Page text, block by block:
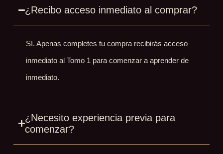
¿Recibo acceso inmediato al comprar?
Sí. Apenas completes tu compra recibirás acceso
inmediato al Tomo 1 para comenzar a aprender de
inmediato.
¿Necesito experiencia previa para
comenzar?